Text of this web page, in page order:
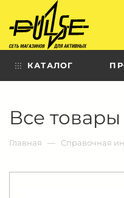
КАТАЛОГ
Все
пульс:
сеть
для
Главная Справочная